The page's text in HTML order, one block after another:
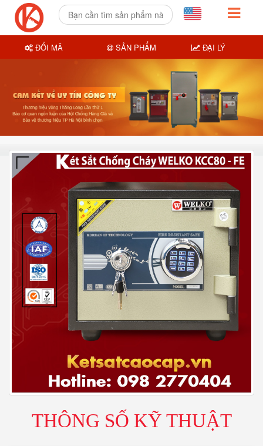
THÔNG SỐ KỸ THUẬT
ĐỔI MÃ SẢN PHẨM ĐẠI LÝ